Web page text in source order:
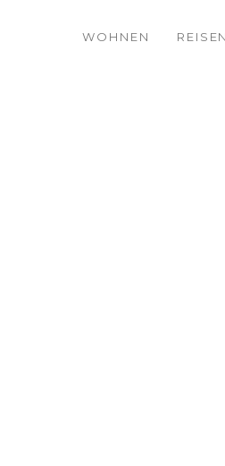
WOHNEN REISEN